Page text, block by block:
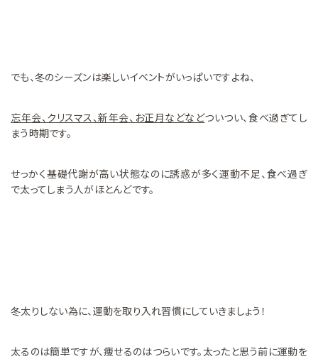
でも、冬のシーズンは楽しいイベントがいっぱいですよね、
忘年会、クリスマス、新年会、お正月などなどついつい、食べ過ぎてし
まう時期です。
せっかく基礎代謝が高い状態なのに誘惑が多く運動不足、食べ過ぎ
で太ってしまう人がほとんどです。
冬太りしない為に、運動を取り入れ習慣にしていきましょう！
太るのは簡単ですが、痩せるのはつらいです。太ったと思う前に運動を